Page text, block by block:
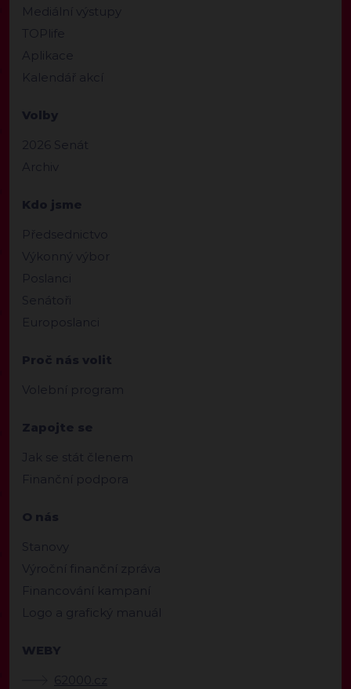
Mediální výstupy
TOPlife
Aplikace
Kalendář akcí
Volby
2026 Senát
Archiv
Kdo jsme
Předsednictvo
Výkonný výbor
Poslanci
Senátoři
Europoslanci
Proč nás volit
Volební program
Zapojte se
Jak se stát členem
Finanční podpora
O nás
Stanovy
Výroční finanční zpráva
Financování kampaní
Logo a grafický manuál
WEBY
62000.cz